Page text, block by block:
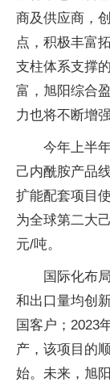
商及供应商，
点，积极丰富
支柱体系支撑
富，旭阳综合
力也将不断增强
今年上半
己内酰胺产品
扩能配套项目
为全球第二大
元/吨。
国际化布
和出口量均创
国客户；2023
产，该项目的
始。未来，旭